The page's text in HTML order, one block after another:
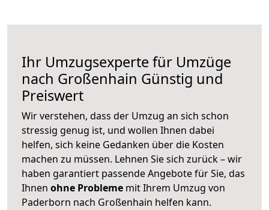
Ihr Umzugsexperte für Umzüge
nach Großenhain Günstig und
Preiswert
Wir verstehen, dass der Umzug an sich schon
stressig genug ist, und wollen Ihnen dabei
helfen, sich keine Gedanken über die Kosten
machen zu müssen. Lehnen Sie sich zurück – wir
haben garantiert passende Angebote für Sie, das
Ihnen ohne Probleme mit Ihrem Umzug von
Paderborn nach Großenhain helfen kann.